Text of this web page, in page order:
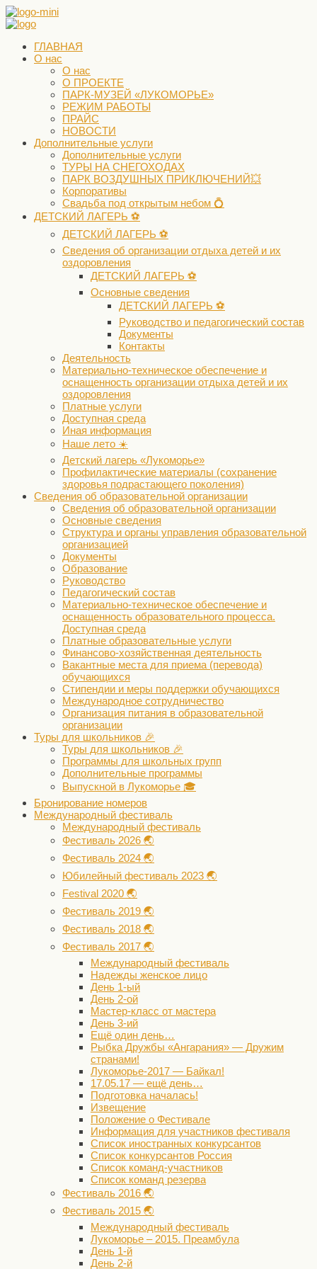
ГЛАВНАЯ
О нас
О нас
О ПРОЕКТЕ
ПАРК-МУЗЕЙ «ЛУКОМОРЬЕ»
РЕЖИМ РАБОТЫ
ПРАЙС
НОВОСТИ
Дополнительные услуги
Дополнительные услуги
ТУРЫ НА СНЕГОХОДАХ
ПАРК ВОЗДУШНЫХ ПРИКЛЮЧЕНИЙ💥
Корпоративы
Свадьба под открытым небом 💍
ДЕТСКИЙ ЛАГЕРЬ ⚽️
ДЕТСКИЙ ЛАГЕРЬ ⚽️
Сведения об организации отдыха детей и их
оздоровления
ДЕТСКИЙ ЛАГЕРЬ ⚽️
Основные сведения
ДЕТСКИЙ ЛАГЕРЬ ⚽️
Руководство и педагогический состав
Документы
Контакты
Деятельность
Материально-техническое обеспечение и
оснащенность организации отдыха детей и их
оздоровления
Платные услуги
Доступная среда
Иная информация
Наше лето ☀️
Детский лагерь «Лукоморье»
Профилактические материалы (сохранение
здоровья подрастающего поколения)
Сведения об образовательной организации
Сведения об образовательной организации
Основные сведения
Структура и органы управления образовательной
организацией
Документы
Образование
Руководство
Педагогический состав
Материально-техническое обеспечение и
оснащенность образовательного процесса.
Доступная среда
Платные образовательные услуги
Финансово-хозяйственная деятельность
Вакантные места для приема (перевода)
обучающихся
Стипендии и меры поддержки обучающихся
Международное сотрудничество
Организация питания в образовательной
организации
Туры для школьников 🎉
Туры для школьников 🎉
Программы для школьных групп
Дополнительные программы
Выпускной в Лукоморье 🎓
Бронирование номеров
Международный фестиваль
Международный фестиваль
Фестиваль 2026 🌏
Фестиваль 2024 🌏
Юбилейный фестиваль 2023 🌏
Festival 2020 🌏
Фестиваль 2019 🌏
Фестиваль 2018 🌏
Фестиваль 2017 🌏
Международный фестиваль
Надежды женское лицо
День 1-ый
День 2-ой
Мастер-класс от мастера
День 3-ий
Ещё один день…
Рыбка Дружбы «Ангарания» — Дружим
странами!
Лукоморье-2017 — Байкал!
17.05.17 — ещё день…
Подготовка началась!
Извещение
Положение о Фестивале
Информация для участников фестиваля
Список иностранных конкурсантов
Список конкурсантов Россия
Список команд-участников
Список команд резерва
Фестиваль 2016 🌏
Фестиваль 2015 🌏
Международный фестиваль
Лукоморье – 2015. Преамбула
День 1-й
День 2-й